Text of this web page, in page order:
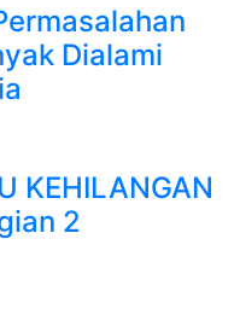
Dialami
KEHILANGAN
2